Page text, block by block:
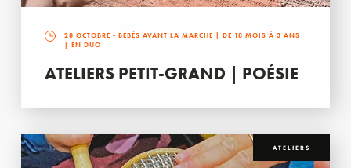
28 OCTOBRE - BÉBÉS AVANT LA MARCHE | DE 18 MOIS À 3 ANS
| EN DUO
ATELIERS PETIT-GRAND | POÉSIE
ATELIERS